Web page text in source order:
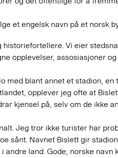
et engelsk navn på et norsk
Vi eier
opplevelser, assosiasjoner
med blant annet et stadion,
opplever jeg ofte at
kjensel på, selv om de ikke
Jeg tror ikke turister har
sånt. Navnet Bislett gir
land. Gode, norske